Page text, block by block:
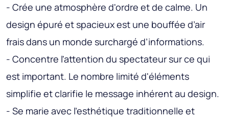
- Crée une atmosphère d'ordre et de calme. Un
design épuré et spacieux est une bouffée d’air
frais dans un monde surchargé d’informations.
- Concentre l'attention du spectateur sur ce qui
est important. Le nombre limité d'éléments
simplifie et clarifie le message inhérent au design.
- Se marie avec l'esthétique traditionnelle et